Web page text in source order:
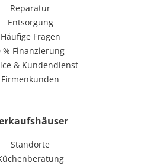
Reparatur
Entsorgung
Häufige Fragen
% Finanzierung
& Kundendienst
Firmenkunden
Standorte